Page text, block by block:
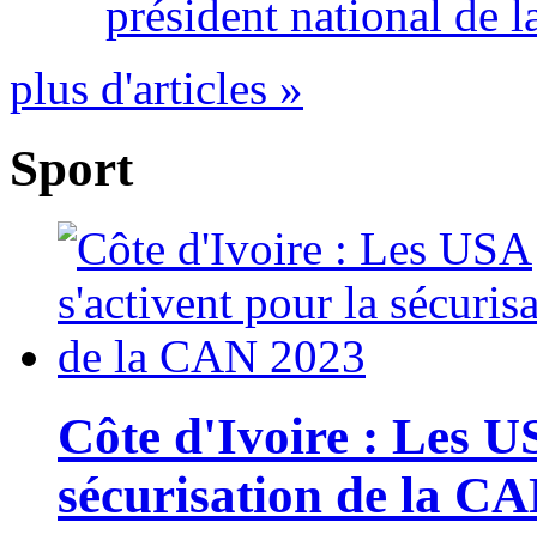
président national de
plus d'articles »
Sport
Côte d'Ivoire : Les
sécurisation de la